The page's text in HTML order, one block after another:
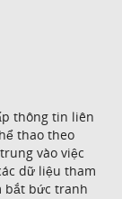
thông tin liên
thao theo
vào việc
dữ liệu tham
bắt bức tranh